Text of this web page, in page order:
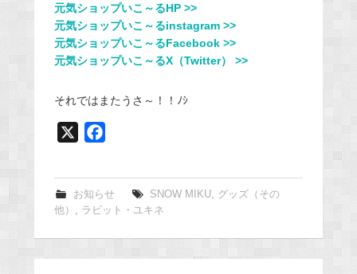
元気ショップいこ～るHP >>
元気ショップいこ～るinstagram >>
元気ショップいこ～るFacebook >>
元気ショップいこ～るX（Twitter） >>
それではまたうさ～！！ﾉｼ
e
b
o
o
お知らせ SNOW MIKU, グッズ（その
他）
ラビット・ユキネ